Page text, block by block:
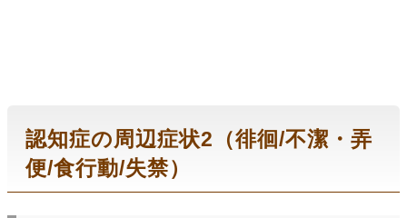
認知症の周辺症状2（徘徊/不潔・弄
便/食行動/失禁）